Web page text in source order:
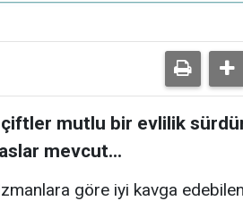
mutlu bir evlilik
mevcut...
göre iyi kavga